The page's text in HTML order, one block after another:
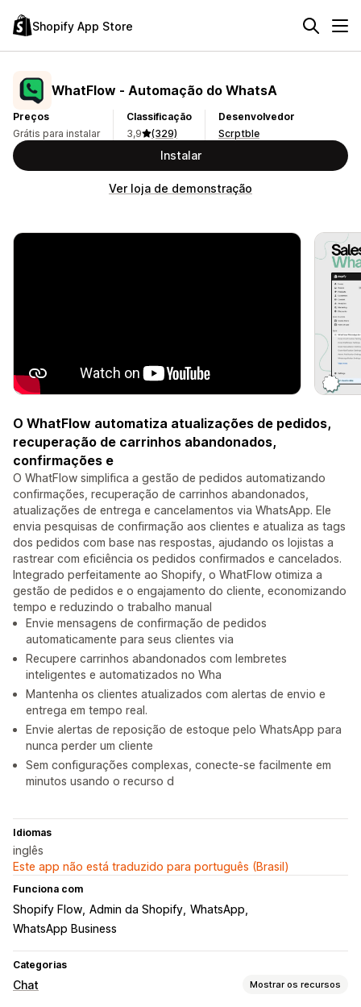
Shopify App Store
WhatFlow ‑ Automação do WhatsA
Preços
Grátis para instalar
Classificação
3,9
(329)
Desenvolvedor
Scrptble
Instalar
Ver loja de demonstração
O WhatFlow automatiza atualizações de pedidos,
recuperação de carrinhos abandonados,
confirmações e
O WhatFlow simplifica a gestão de pedidos automatizando
confirmações, recuperação de carrinhos abandonados,
atualizações de entrega e cancelamentos via WhatsApp. Ele
envia pesquisas de confirmação aos clientes e atualiza as tags
dos pedidos com base nas respostas, ajudando os lojistas a
rastrear com eficiência os pedidos confirmados e cancelados.
Integrado perfeitamente ao Shopify, o WhatFlow otimiza a
gestão de pedidos e o engajamento do cliente, economizando
tempo e reduzindo o trabalho manual
Envie mensagens de confirmação de pedidos
automaticamente para seus clientes via
Recupere carrinhos abandonados com lembretes
inteligentes e automatizados no Wha
Mantenha os clientes atualizados com alertas de envio e
entrega em tempo real.
Envie alertas de reposição de estoque pelo WhatsApp para
nunca perder um cliente
Sem configurações complexas, conecte-se facilmente em
minutos usando o recurso d
Idiomas
inglês
Este app não está traduzido para português (Brasil)
Funciona com
Shopify Flow Admin da Shopify WhatsApp
WhatsApp Business
Categorias
Chat Mostrar os recursos